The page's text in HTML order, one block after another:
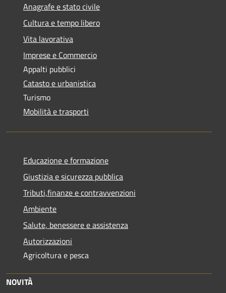
Anagrafe e stato civile
Cultura e tempo libero
Vita lavorativa
Imprese e Commercio
Appalti pubblici
Catasto e urbanistica
Turismo
Mobilità e trasporti
Educazione e formazione
Giustizia e sicurezza pubblica
Tributi,finanze e contravvenzioni
Ambiente
Salute, benessere e assistenza
Autorizzazioni
Agricoltura e pesca
NOVITÀ